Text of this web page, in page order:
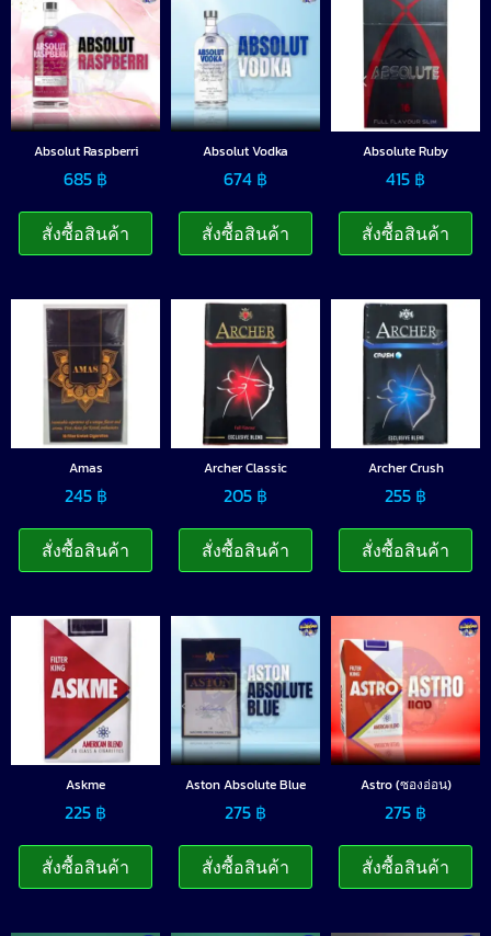
Absolut Raspberri
685 ฿
สั่งซื้อสินค้า
Absolut Vodka
674 ฿
สั่งซื้อสินค้า
Absolute Ruby
415 ฿
สั่งซื้อสินค้า
Amas
245 ฿
สั่งซื้อสินค้า
Archer Classic
205 ฿
สั่งซื้อสินค้า
Archer Crush
255 ฿
สั่งซื้อสินค้า
Askme
225 ฿
สั่งซื้อสินค้า
Aston Absolute Blue
275 ฿
สั่งซื้อสินค้า
Astro (ซองอ่อน)
275 ฿
สั่งซื้อสินค้า